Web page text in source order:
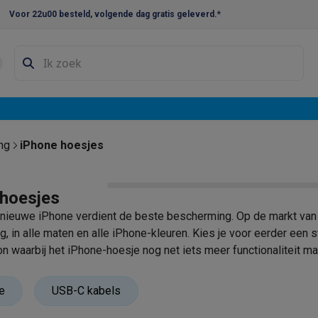
Voor 22u00 besteld, volgende dag gratis geleverd.*
koelkastenAmerikaanse koelkastenWijnkoelkasten
koelkastenInbouw diepvriezers
Gasfornuizen
Juicers Eierkokers
iPhone hoesjes
iPhone verdient de beste bescherming. Op de markt
in alle maten en alle iPhone-kleuren. Kies je voor eerder een
waarbij het iPhone-hoesje nog net iets meer functionaliteit
identiteitskaart en of bankkaart en biljetten ook kan
hoesje.
een ander Apple product?
USB-C kabels